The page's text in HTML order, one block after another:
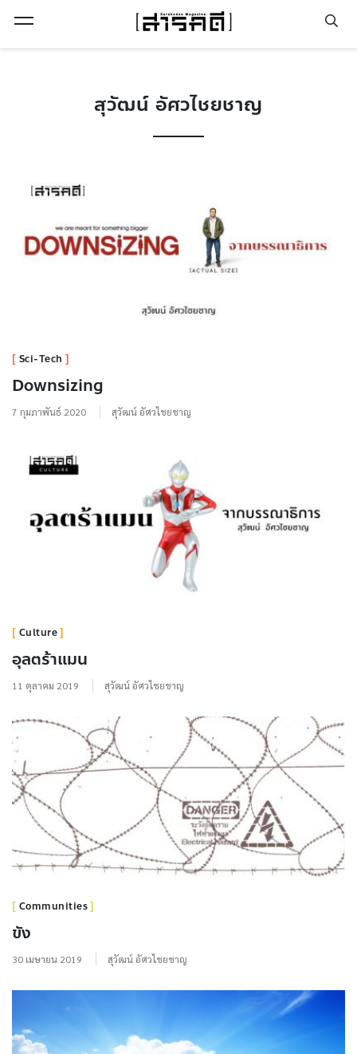
สุวัฒน์ อัศวไชยชาญ
Sci-Tech
Downsizing
7 กุมภาพันธ์ 2020 สุวัฒน์ อัศวไชยชาญ
Culture
อุลตร้าแมน
11 ตุลาคม 2019 สุวัฒน์ อัศวไชยชาญ
Communities
ขัง
30 เมษายน 2019 สุวัฒน์ อัศวไชยชาญ